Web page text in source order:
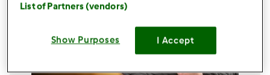
List of Partners (vendors)
Show Purposes I Accept